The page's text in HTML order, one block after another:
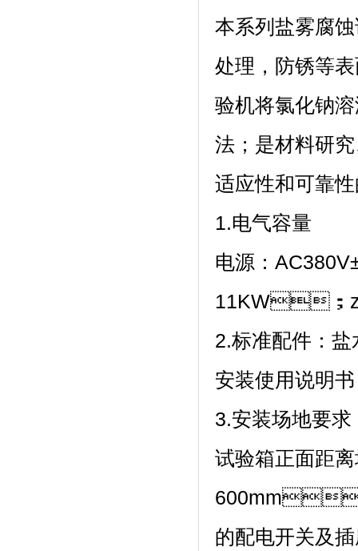
本系列盐雾腐蚀试
处理，防锈
验机将氯化钠溶
法；是材料研究
适应性和可靠性
1.电气容量
电源：
11KW；zui
2.标准配件：盐水
安装使用说明书
3.安装场地要求
试验箱正面距
600mm
的配电开关及插座